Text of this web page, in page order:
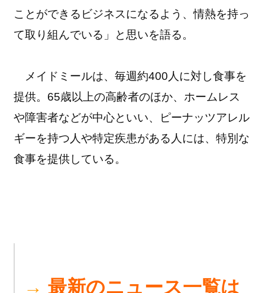
ことができるビジネスになるよう、情熱を持っ
て取り組んでいる」と思いを語る。
メイドミールは、毎週約400人に対し食事を
提供。65歳以上の高齢者のほか、ホームレス
や障害者などが中心といい、ピーナッツアレル
ギーを持つ人や特定疾患がある人には、特別な
食事を提供している。
→最新のニュース一覧は